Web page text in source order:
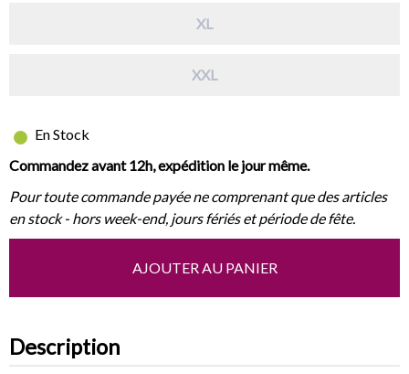
XL
XXL
En Stock
Commandez avant 12h, expédition le jour même.
Pour toute commande payée ne comprenant que des articles
en stock - hors week-end, jours fériés et période de fête.
AJOUTER AU PANIER
Description